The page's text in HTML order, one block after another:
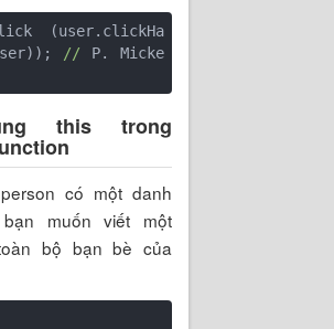
(user.clickHa
// P. Micke
this trong
có một danh
muốn viết một
bộ bạn bè của